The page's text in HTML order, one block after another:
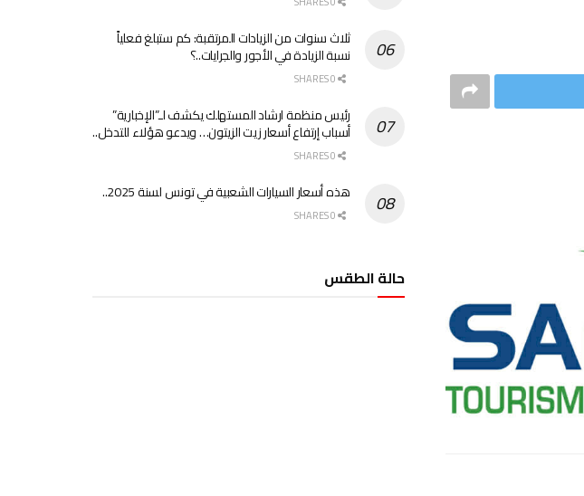
ثلاث سنوات من الزيادات المرتقبة: كم ستبلغ فعلياً
نسبة الزيادة في الأجور والجرايات..؟
رئيس منظمة ارشاد المستهلك يكشف لـ”الإخبارية”
أسباب إرتفاع أسعار زيت الزيتون… ويدعو هؤلاء للتدخل..
هذه أسعار السيارات الشعبية في تونس لسنة 2025..
حالة الطقس